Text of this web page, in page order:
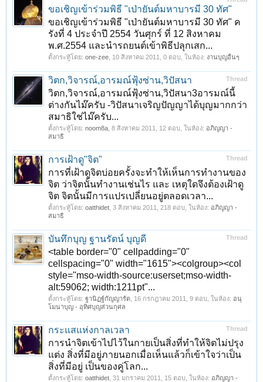
ขอเชิญเข้าร่วมพิธี "เป่ายันต์มหาบารมี 30 ทัศ"
ขอเชิญเข้าร่วมพิธี "เป่ายันต์มหาบารมี 30 ทัศ" ค
รังที่ 4 ประจําปี 2554 วันศุกร์ ที่ 12 สิงหาคม
พ.ศ.2554 และนํารถยนต์เข้าพิธีปลุกเสก...
ตั้งกระทู้โดย: one-zee 10 สิงหาคม 2011 , 0 ตอบ, ในห้อง: งานบุญอื่นๆ
Thread
วิตก,วิจารณ์,อารมณ์ฟุ้งซ่าน,วิปัสนา
วิตก,วิจารณ์,อารมณ์ฟุ้งซ่าน,วิปัสนา3อารมณ์นี้
ต่างกันไม๊ครับ -วิปัสนาเจริญปัญญาได้บุญมากกว่า
สมาธิใช่ไม๊ครับ...
ตั้งกระทู้โดย: noom8a 8 สิงหาคม 2011 , 12 ตอบ, ในห้อง: อภิญญา -
สมาธิ
Thread
การเฝ้าดู"จิต"
การที่เฝ้าดูจิตบ่อยครั้งจะทำให้เห็นการทำงานของ
จิต ว่าจิตนั้นทำงานเช่นไร และ เหตุใดจึงต้องเฝ้าดู
จิต จิตนั้นมีการแปรเปลี่ยนอยู่ตลอดเวลา...
ตั้งกระทู้โดย: oatthidet 3 สิงหาคม 2011 , 218 ตอบ, ในห้อง: อภิญญา -
สมาธิ
Thread
บันทึกบุญ ฐานรัตน์ บุญดี
<table border="0" cellpadding="0"
cellspacing="0" width="1615"><colgroup><col
style="mso-width-source:userset;mso-width-
alt:59062; width:1211pt"...
ตั้งกระทู้โดย: ฐานิฏฐ์กัญญารัต 16 กรกฎาคม 2011 , 9 ตอบ, ในห้อง: อนุ
โมนาบุญ - อุทิศบุญส่วนกุศล
Thread
กระแสแห่งกาลเวลา
การนำจิตเข้าไปไว้ในกายเป็นสิ่งที่ทำให้จิตไม่ปรุง
แต่ง สิ่งที่มีอยู่ภายนอกเมื่อเห็นแล้วก็เข้าใจว่าเป็น
สิ่งที่มีอยู่ เป็นของคู่โลก...
ตั้งกระทู้โดย: oatthidet 31 มกราคม 2011 , 15 ตอบ, ในห้อง: อภิญญา -